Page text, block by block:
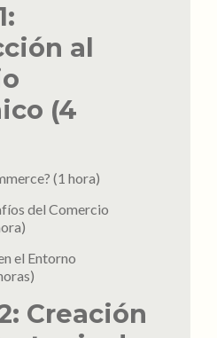
al
(4
(1 hora)
del Comercio
el Entorno
Creación